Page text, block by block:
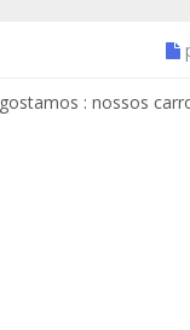
: nossos